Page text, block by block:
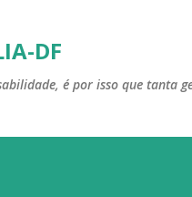
DF
é por isso que tanta